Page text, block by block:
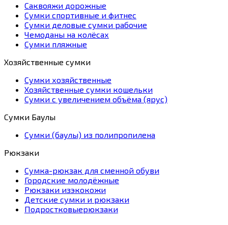
Саквояжи дорожные
Сумки спортивные и фитнес
Сумки деловые сумки рабочие
Чемоданы на колёсах
Сумки пляжные
Хозяйственные сумки
Сумки хозяйственные
Хозяйственные сумки кошельки
Сумки с увеличением объёма (ярус)
Сумки Баулы
Сумки (баулы) из полипропилена
Рюкзаки
Сумка-рюкзак для сменной обуви
Городские молодёжные
Рюкзаки изэкокожи
Детские сумки и рюкзаки
Подростковыерюкзаки